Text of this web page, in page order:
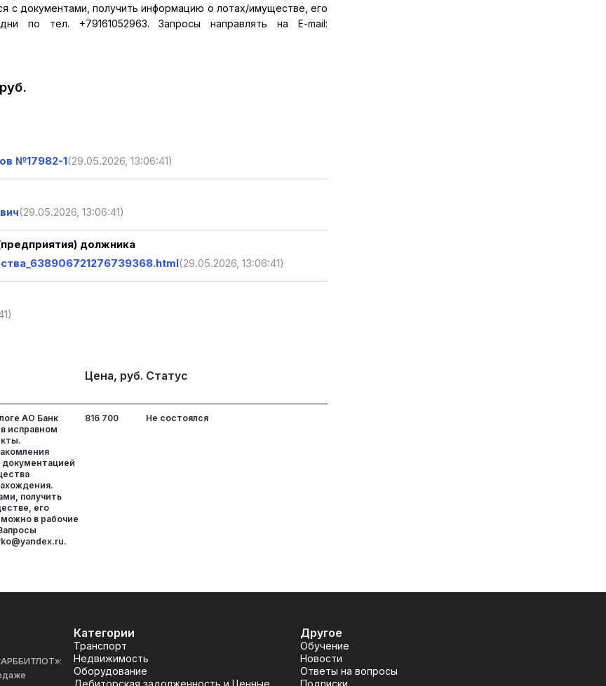
с документами, получить информацию о лотах/имуществе, его
по тел. +79161052963. Запросы направлять на E-mail:
№17982-1(29.05.2026, 13:06:41)
(29.05.2026, 13:06:41)
должника
(29.05.2026, 13:06:41)
Цена, руб. Статус
АО Банк
исправном
получить
его
в рабочие
816 700 Не состоялся
Категории
Транспорт
Недвижимость
Оборудование
Другое
Обучение
Новости
Ответы на вопросы